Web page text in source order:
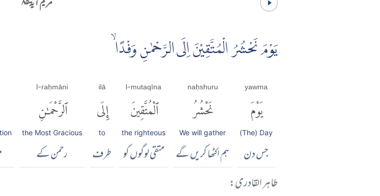
يَوْمَ نَحْشُرُ الْمُتَّقِيْنَ اِلَى الرَّحْمٰنِ وَفْدًا ۙ
yawma
يَوْمَ
(The) Day
جس دن
naḥshuru
نَحْشُرُ
We will gather
ہم اکٹھا کریں گے
l-mutaqīna
ٱلْمُتَّقِينَ
the righteous
متقی لوگوں کو
ilā
إِلَى
to
طرف
l-raḥmāni
ٱلرَّحْمَٰنِ
the Most Gracious
رحمن کے
طاہر القادری: